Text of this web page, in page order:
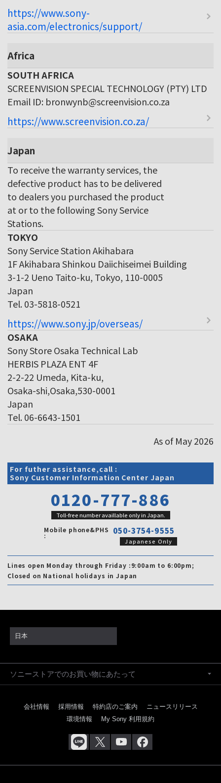
https://www.sony-
asia.com/electronics/support/
Africa
SOUTH AFRICA
SCREENVISION SPECIAL TECHNOLOGY (PTY) LTD
Email ID: bronwynb@screenvision.co.za
https://www.screenvision.co.za/
Japan
To receive the warranty services, the
defective product has to be delivered
to dealers you purchased the product
at or to the following Sony Service
Stations.
TOKYO
Sony Service Station Akihabara
1F Akihabara Shinkou Daiichiseimei Building
3-1-2 Ueno Taito-ku, Tokyo, 110-0005
Japan
Tel. 03-5818-0521
https://www.sony.jp/overseas/
OSAKA
Sony Store Osaka Technical Lab
HERBIS PLAZA ENT 4F
2-2-22 Umeda, Kita-ku,
Osaka-shi,Osaka,530-0001
Japan
Tel. 06-6643-1501
As of May 2026
For futher assistance,call :
Sony Customer Information Center Japan
0120-777-886
Toll-free number availlable only in Japan.
Mobile phone&PHS
: 050-3754-9555
Japanese Only
Lines open Monday through Friday :9:00am to 6:00pm;
Closed on National holidays in Japan
日本
ソニーストアでのお買い物にあたって
会社情報 採用情報 特約店のご案内
ニュースリリース
環境情報
My Sony 利用規約